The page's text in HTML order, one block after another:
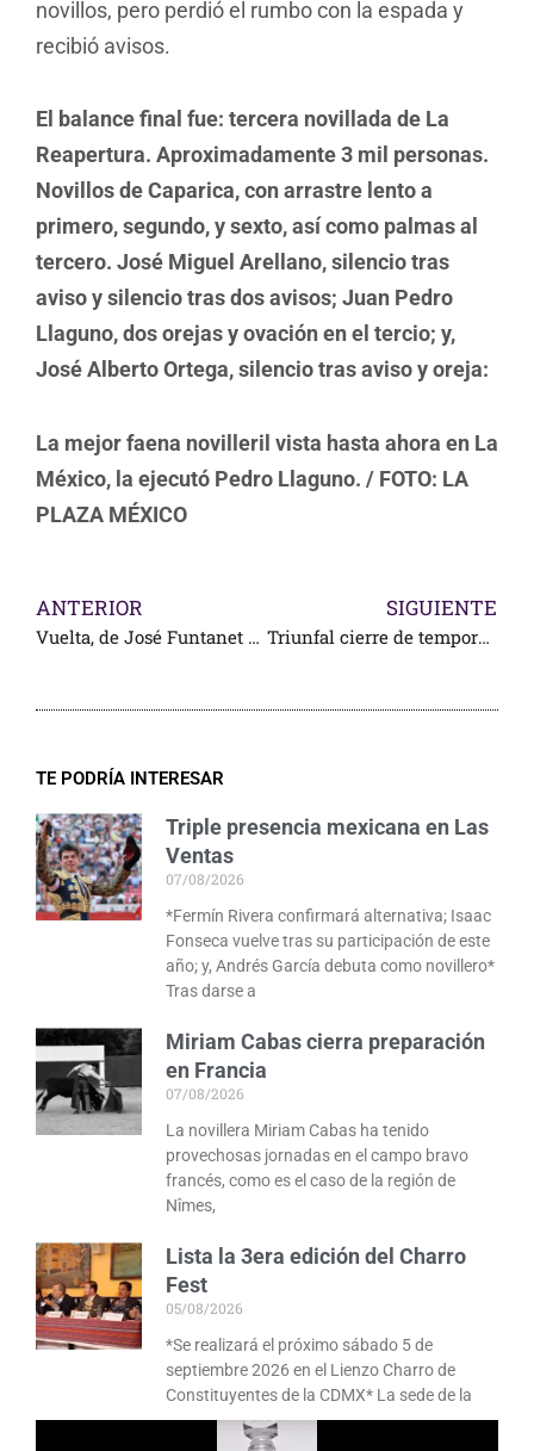
novillos, pero perdió el rumbo con la espada y
recibió avisos.
El balance final fue: tercera novillada de La
Reapertura. Aproximadamente 3 mil personas.
Novillos de Caparica, con arrastre lento a
primero, segundo, y sexto, así como palmas al
tercero. José Miguel Arellano, silencio tras
aviso y silencio tras dos avisos; Juan Pedro
Llaguno, dos orejas y ovación en el tercio; y,
José Alberto Ortega, silencio tras aviso y oreja:
La mejor faena novilleril vista hasta ahora en La
México, la ejecutó Pedro Llaguno. / FOTO: LA
PLAZA MÉXICO
ANTERIOR
Vuelta, de José Funtanet y gran detalle con su hermano Javier
SIGUIENTE
Triunfal cierre de temporada en Tijuana
TE PODRÍA INTERESAR
Triple presencia mexicana en Las
Ventas
07/08/2026
*Fermín Rivera confirmará alternativa; Isaac
Fonseca vuelve tras su participación de este
año; y, Andrés García debuta como novillero*
Tras darse a
Miriam Cabas cierra preparación
en Francia
07/08/2026
La novillera Miriam Cabas ha tenido
provechosas jornadas en el campo bravo
francés, como es el caso de la región de
Nîmes,
Lista la 3era edición del Charro
Fest
05/08/2026
*Se realizará el próximo sábado 5 de
septiembre 2026 en el Lienzo Charro de
Constituyentes de la CDMX* La sede de la